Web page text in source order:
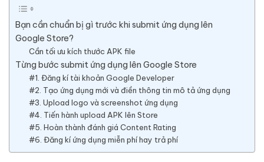
Bạn cần chuẩn bị gì trước khi submit ứng dụng lên
Google Store?
Cần tối ưu kích thước APK file
Từng bước submit ứng dụng lên Google Store
#1. Đăng kí tài khoản Google Developer
#2. Tạo ứng dụng mới và điền thông tin mô tả ứng dụng
#3. Upload logo và screenshot ứng dụng
#4. Tiến hành upload APK lên Store
#5. Hoàn thành đánh giá Content Rating
#6. Đăng kí ứng dụng miễn phí hay trả phí